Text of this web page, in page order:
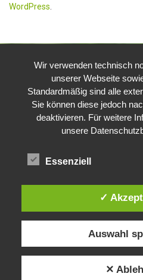
WordPress.
Wir verwenden technisch
unserer Webseite
Standardmäßig sind alle
Sie können diese jedoch
deaktivieren. Für weitere
unsere
Essenziell
✓
Auswahl
✕